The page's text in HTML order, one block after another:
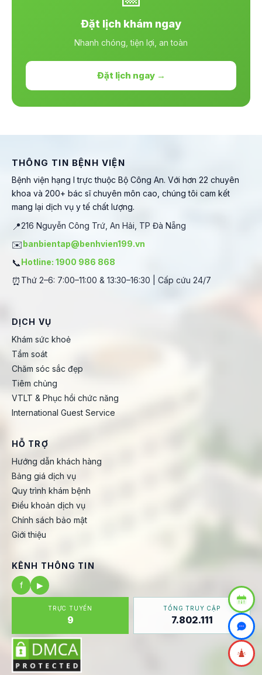
Đặt lịch khám ngay
Nhanh chóng, tiện lợi, an toàn
Đặt lịch ngay →
THÔNG TIN BỆNH VIỆN
Bệnh viện hạng I trực thuộc Bộ Công An. Với hơn 22 chuyên
khoa và 200+ bác sĩ chuyên môn cao, chúng tôi cam kết
mang lại dịch vụ y tế chất lượng.
📍216 Nguyễn Công Trứ, An Hải, TP Đà Nẵng
✉️banbientap@benhvien199.vn
📞Hotline: 1900 986 868
⏰ Thứ 2–6: 7:00–11:00 & 13:30–16:30 | Cấp cứu 24/7
DỊCH VỤ
Khám sức khoẻ
Tầm soát
Chăm sóc sắc đẹp
Tiêm chủng
VTLT & Phục hồi chức năng
International Guest Service
HỖ TRỢ
Hướng dẫn khách hàng
Bảng giá dịch vụ
Quy trình khám bệnh
Điều khoản dịch vụ
Chính sách bảo mật
Giới thiệu
KÊNH THÔNG TIN
f
▶
TRỰC TUYẾN
9
TỔNG TRUY CẬP
7.802.111